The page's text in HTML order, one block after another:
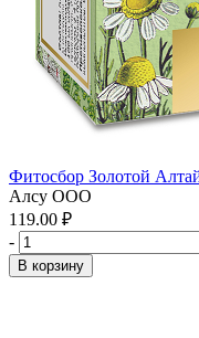
Фитосбор Золотой
Алсу ООО
119.00 ₽
-
В корзину